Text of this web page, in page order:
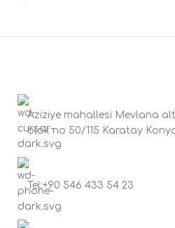
Aziziye mahallesi Mevlana
blok no 50/115 Karatay
Tel:+90 546 433 54 23